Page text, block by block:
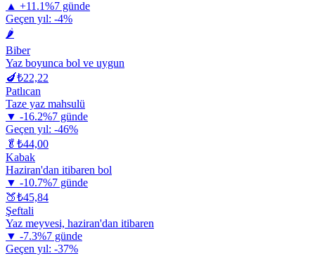
▲ +11.1%7 günde
Geçen yıl: -4%
🌶️
Biber
Yaz boyunca bol ve uygun
🍆₺22,22
Patlıcan
Taze yaz mahsulü
▼ -16.2%7 günde
Geçen yıl: -46%
🥬 ₺44,00
Kabak
Haziran'dan itibaren bol
▼ -10.7%7 günde
🍑₺45,84
Şeftali
Yaz meyvesi, haziran'dan itibaren
▼ -7.3%7 günde
Geçen yıl: -37%